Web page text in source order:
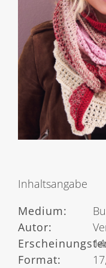
Inhaltsangabe
Medium:
Autor:
Format: